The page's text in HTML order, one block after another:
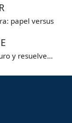
papel versus
y resuelve…